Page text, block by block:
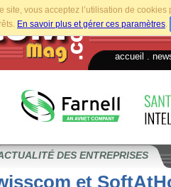
site, vous acceptez l’utilisation de
En savoir plus et gérer ces paramètres.
accueil
DES ENTREPRISES
et